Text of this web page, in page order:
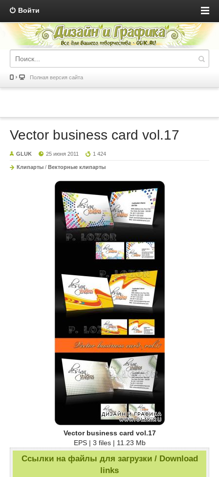
Войти
Полная версия сайта
Vector business card vol.17
GLUK 25 июня 2011 1 424
Клипарты / Векторные клипарты
Vector business card vol.17
EPS | 3 files | 11.23 Mb
Ссылки на файлы для загрузки / Download
links